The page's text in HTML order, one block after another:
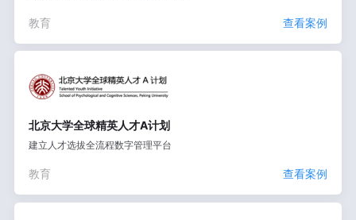
教育 查看案例
北京大学全球精英人才A计划
建立人才选拔全流程数字管理平台
教育 查看案例